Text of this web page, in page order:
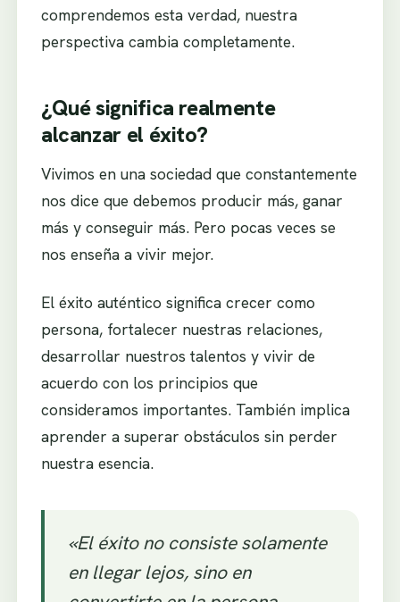
comprendemos esta verdad, nuestra
perspectiva cambia completamente.
¿Qué significa realmente
alcanzar el éxito?
Vivimos en una sociedad que constantemente
nos dice que debemos producir más, ganar
más y conseguir más. Pero pocas veces se
nos enseña a vivir mejor.
El éxito auténtico significa crecer como
persona, fortalecer nuestras relaciones,
desarrollar nuestros talentos y vivir de
acuerdo con los principios que
consideramos importantes. También implica
aprender a superar obstáculos sin perder
nuestra esencia.
«El éxito no consiste solamente
en llegar lejos, sino en